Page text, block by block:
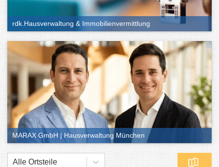
rdk.Hausverwaltung & Immobilienvermittlung
MARAX GmbH | Hausverwaltung München
Alle Ortsteile